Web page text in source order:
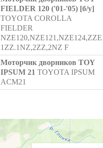
FIELDER 120 ('01-'05) [б/у]
TOYOTA COROLLA
FIELDER
1ZZ.1NZ,2ZZ,2NZ F
Моторчик дворников TOY
IPSUM 21 TOYOTA IPSUM
ACM21